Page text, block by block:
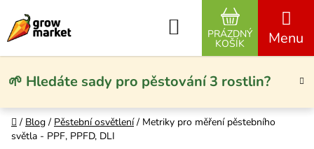
🌱 Hledáte sady pro pěstování 3 rostlin?
Hledat
NÁKUPNÍ
PRÁZDNÝ
KOŠÍK
Domů
/ Blog / Pěstební osvětlení / Metriky pro měření pěstebního
světla - PPF, PPFD, DLI